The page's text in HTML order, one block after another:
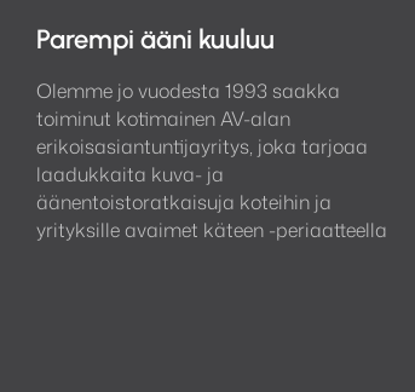
Parempi ääni kuuluu
Olemme jo vuodesta 1993 saakka
toiminut kotimainen AV-alan
erikoisasiantuntijayritys, joka tarjoaa
laadukkaita kuva- ja
äänentoistoratkaisuja koteihin ja
yrityksille avaimet käteen -periaatteella